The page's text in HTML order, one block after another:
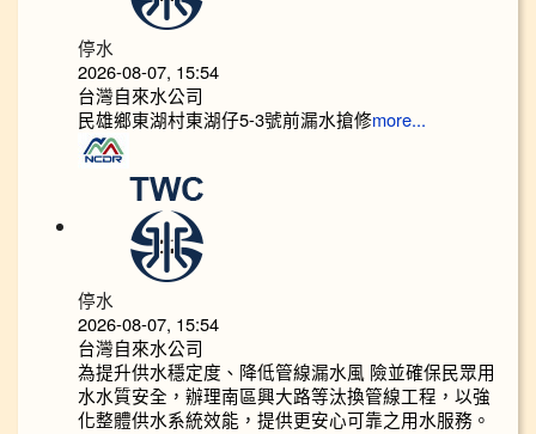
停水
2026-08-07, 15:54
台灣自來水公司
民雄鄉東湖村東湖仔5-3號前漏水搶修more...
停水
2026-08-07, 15:54
台灣自來水公司
為提升供水穩定度、降低管線漏水風 險並確保民眾用
水水質安全，辦理南區興大路等汰換管線工程，以強
化整體供水系統效能，提供更安心可靠之用水服務。